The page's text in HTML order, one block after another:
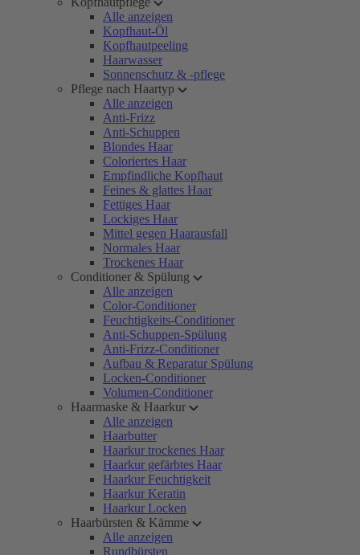
Alle anzeigen
Kopfhaut-Öl
Kopfhautpeeling
Haarwasser
Sonnenschutz & -pflege
Pflege nach Haartyp
Alle anzeigen
Anti-Frizz
Anti-Schuppen
Blondes Haar
Coloriertes Haar
Empfindliche Kopfhaut
Feines & glattes Haar
Fettiges Haar
Lockiges Haar
Mittel gegen Haarausfall
Normales Haar
Trockenes Haar
Conditioner & Spülung
Alle anzeigen
Color-Conditioner
Feuchtigkeits-Conditioner
Anti-Schuppen-Spülung
Anti-Frizz-Conditioner
Aufbau & Reparatur Spülung
Locken-Conditioner
Volumen-Conditioner
Haarmaske & Haarkur
Alle anzeigen
Haarbutter
Haarkur trockenes Haar
Haarkur gefärbtes Haar
Haarkur Feuchtigkeit
Haarkur Keratin
Haarkur Locken
Haarbürsten & Kämme
Alle anzeigen
Rundbürsten